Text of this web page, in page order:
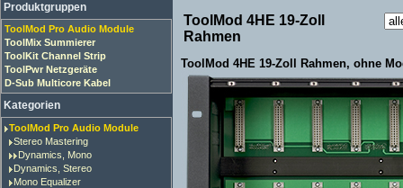
Produktgruppen
ToolMod Pro Audio Module
ToolMix Summierer
ToolKit Channel Strip
ToolPwr Netzgeräte
D-Sub Multicore Kabel
Kategorien
ToolMod Pro Audio Module
Stereo Mastering
Dynamics, Mono
Dynamics, Stereo
Mono Equalizer
ToolMod 4HE 19-Zoll
Rahmen
ToolMod 4HE 19-Zoll Rahmen, ohne